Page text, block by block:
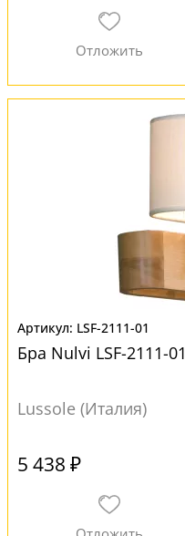
LSF-2111-01
Бра Nulvi LSF-2111-01
Lussole (Италия)
5 438 ₽